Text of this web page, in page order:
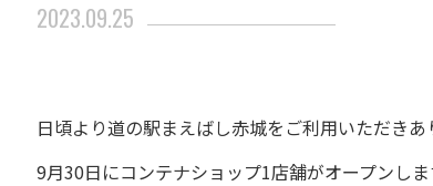
2023.09.25
日頃より道の駅まえばし赤城をご利用いただきあ
9月30日にコンテナショップ1店舗がオープンしま